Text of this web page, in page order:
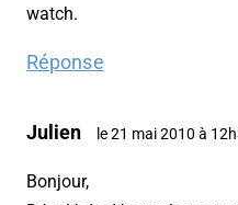
watch.
Réponse
Julien le 21 mai 2010 à
Bonjour,